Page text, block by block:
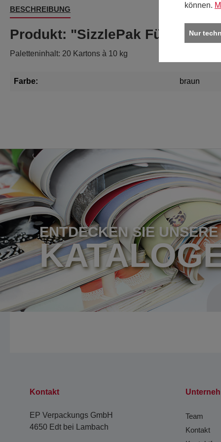
BESCHREIBUNG
Produkt: "SizzlePak
Paletteninhalt: 20 Kartons à 10 kg
Farbe: braun
ENTDECKEN SIE UNSERE
Kontakt
EP Verpackungs GmbH
4650 Edt bei Lambach
Team
Kontakt
können.
Nur